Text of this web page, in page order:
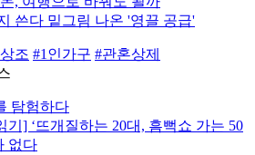
쓴다 밑그림 나온 '영끌 공급'
조 #1인가구 #관혼상제
탐험하다
기] ‘뜨개질하는 20대, 흠뻑쇼 가는 50
없다